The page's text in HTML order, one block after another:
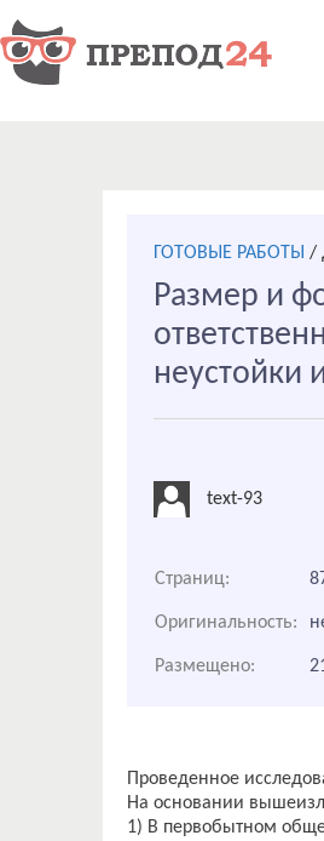
ГОТОВЫЕ РАБОТЫ /
Размер и
неустойки
text-93
Страниц:
Оригинальность:
Размещено:
Проведенное
На основании
1) В первобытном